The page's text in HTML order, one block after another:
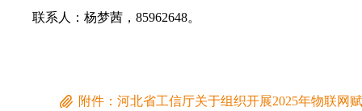
联系人：杨梦茜，85962648。
附件：河北省工信厅关于组织开展2025年物联网